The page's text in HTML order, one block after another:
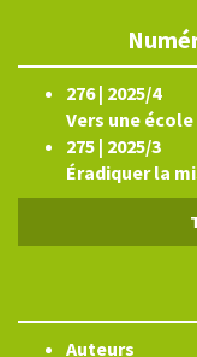
276 | 2025/4
Vers une
275 | 2025/3
Éradiquer la
Auteurs